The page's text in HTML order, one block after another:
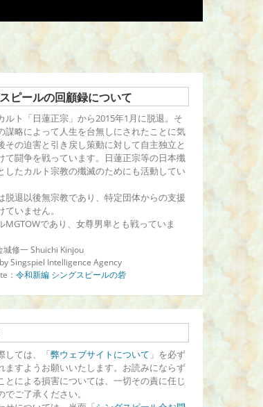
ピールの回顧録について
ルト「日蓮正宗」から2015年1月に脱退。そ
謀略によって人生を台無しにされたことに気
その迫害と引き戻し策動に対して自主独立と
て闘争を戦っています。日蓮正宗等の日本殲
したカルト宗教の殲滅のためにも活動してい
脱退以後無宗教であり、特定団体からの支援
ていません。
MGTOWであり、女尊男卑とも戦っていま
修一 Shuichi Kinjou
Singspiel Intelligence Agency
： 令和新編 シングスピールの砦
しては、「弊ウェブサイトについて 」を必ず
ますようお願いいたします。お読みにならず
とによる損害については、一切その責に任じ
でご了承ください。